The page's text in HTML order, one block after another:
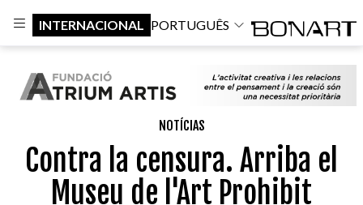
INTERNACIONAL PORTUGUÊS
NOTÍCIAS
Contra la censura. Arriba el
Museu de l'Art Prohibit